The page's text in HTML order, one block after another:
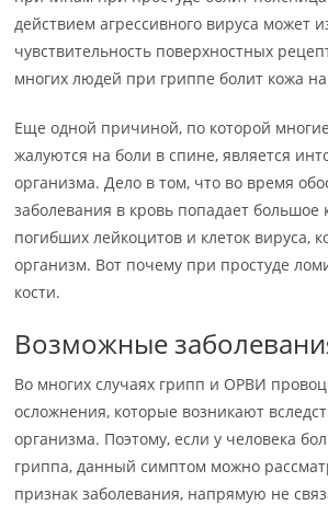
действием агрессивного вируса может
чувствительность поверхностных
многих людей при гриппе болит кожа
Еще одной причиной, по которой
жалуются на боли в спине, является
организма. Дело в том, что во время
заболевания в кровь попадает большое
погибших лейкоцитов и клеток вируса,
организм. Вот почему при простуде
кости.
Возможные
Во многих случаях грипп и ОРВИ
осложнения, которые возникают
организма. Поэтому, если у человека
гриппа, данный симптом можно
признак заболевания, напрямую не